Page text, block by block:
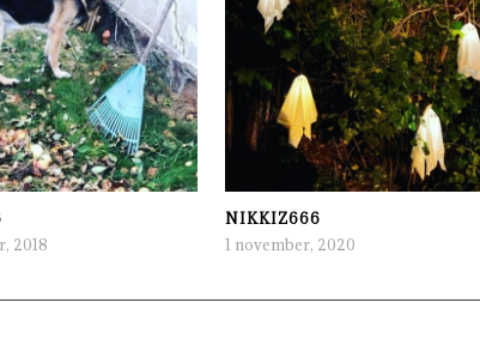
2018
NIKKIZ666
1 november, 2020